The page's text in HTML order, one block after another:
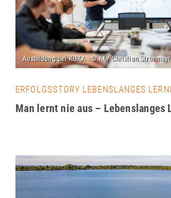
ERFOLGSSTORY LEBENSLANGES
Man lernt nie aus – Lebenslanges